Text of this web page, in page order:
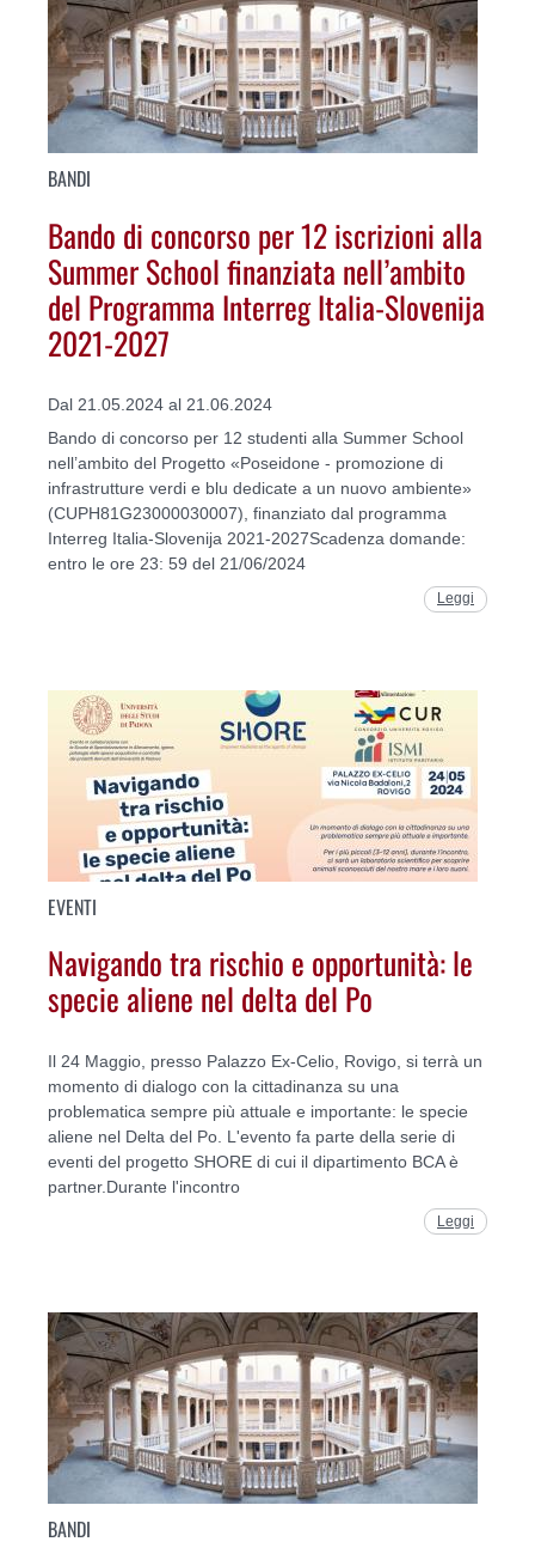
BANDI
Bando di concorso per 12 iscrizioni alla
Summer School finanziata nell’ambito
del Programma Interreg Italia-Slovenija
2021-2027
Dal 21.05.2024 al 21.06.2024
Bando di concorso per 12 studenti alla Summer School
nell’ambito del Progetto «Poseidone - promozione di
infrastrutture verdi e blu dedicate a un nuovo ambiente»
(CUPH81G23000030007), finanziato dal programma
Interreg Italia-Slovenija 2021-2027Scadenza domande:
entro le ore 23: 59 del 21/06/2024
Leggi
EVENTI
Navigando tra rischio e opportunità: le
specie aliene nel delta del Po
Il 24 Maggio, presso Palazzo Ex-Celio, Rovigo, si terrà un
momento di dialogo con la cittadinanza su una
problematica sempre più attuale e importante: le specie
aliene nel Delta del Po. L'evento fa parte della serie di
eventi del progetto SHORE di cui il dipartimento BCA è
partner.Durante l'incontro
Leggi
BANDI